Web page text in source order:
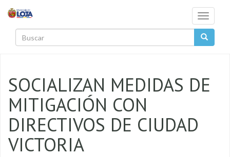
Toggle
SOCIALIZAN MEDIDAS DE
MITIGACIÓN CON
DIRECTIVOS DE CIUDAD
VICTORIA